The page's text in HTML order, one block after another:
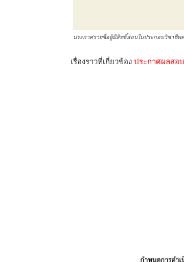
ประกาศรายชื่อผู้มีสิทธิ์สอบใบประกอบวิชาชีพ
เรื่องราวที่เกี่ยวข้อง ประกาศผลสอ